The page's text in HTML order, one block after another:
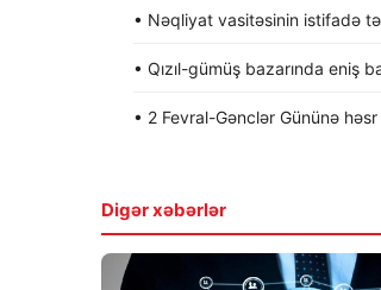
• Nəqliyat vasitəsinin istifadə
• Qızıl-gümüş bazarında eniş
• 2 Fevral-Gənclər Gününə
Digər xəbərlər